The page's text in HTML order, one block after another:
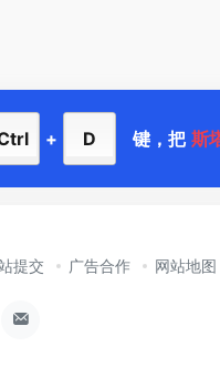
+ D 键，把 斯
提交 广告合作 网站地图